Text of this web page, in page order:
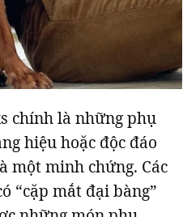
chính là những phụ
hiệu hoặc độc đáo
một minh chứng. Các
“cặp mắt đại bàng”